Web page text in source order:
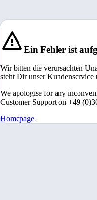
Ein Fehler ist
Wir bitten die verursachten
steht Dir unser
We apologise for any
Customer Support on +49
Homepage